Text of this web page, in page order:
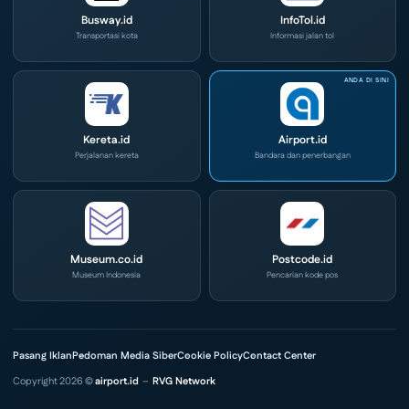
Busway.id
Transportasi kota
InfoTol.id
Informasi jalan tol
Kereta.id
Perjalanan kereta
Airport.id
Bandara dan penerbangan
Museum.co.id
Museum Indonesia
Postcode.id
Pencarian kode pos
Pasang IklanPedoman Media SiberCookie PolicyContact Center
Copyright 2026 ©airport.id – RVG Network